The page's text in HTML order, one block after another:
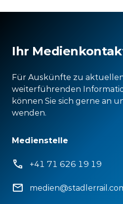
Ihr
Für Auskünfte zu
weiterführenden
können Sie sich gerne an
wenden.
Medienstelle
+41 71 626 19 19